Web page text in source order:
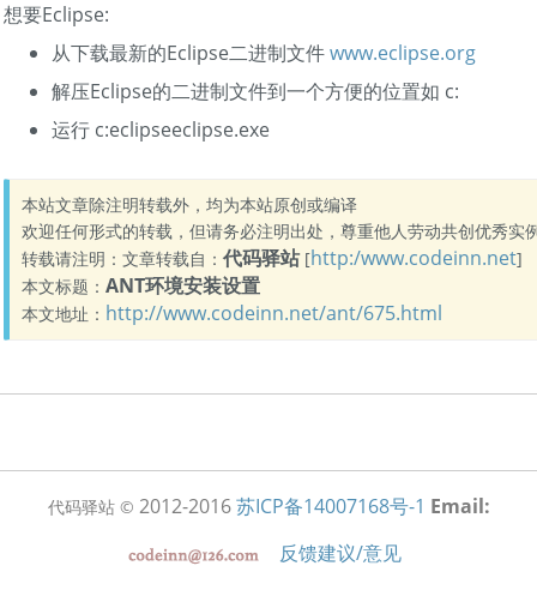
想要Eclipse:
从下载最新的Eclipse二进制文件www.eclipse.org
解压Eclipse的二进制文件到一个方便的位置如 c:
运行 c:eclipseeclipse.exe
本站文章除注明转载外，均为本站原创或编译
欢迎任何形式的转载，但请务必注明出处，尊重他人劳动共创优秀实
转载请注明：文章转载自： 代码驿站[http:/www.codeinn.net]
本文标题： ANT环境安装设置
本文地址： http://www.codeinn.net/ant/675.html
代码驿站 © 2012-2016 苏ICP备14007168号-1 Email:
反馈建议/意见